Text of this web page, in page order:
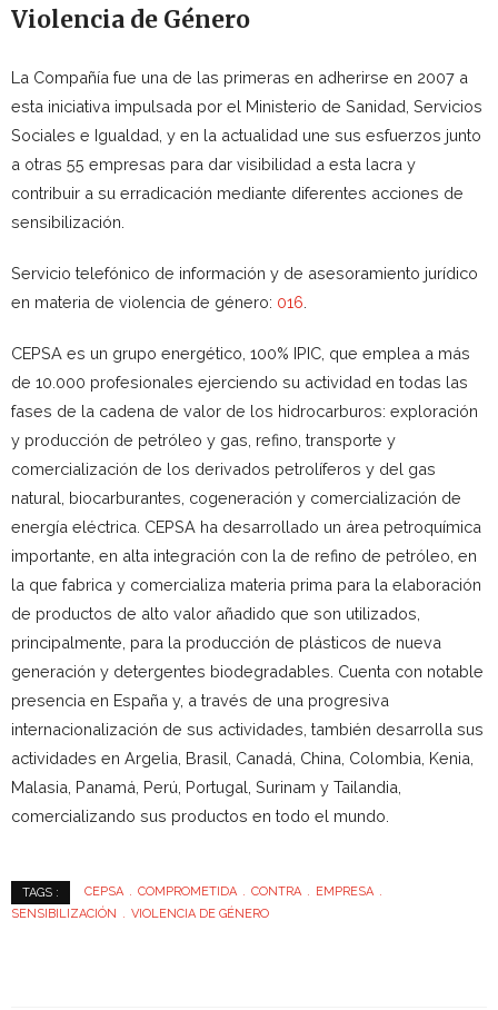
Violencia de Género
La Compañía fue una de las primeras en adherirse en 2007 a
esta iniciativa impulsada por el Ministerio de Sanidad, Servicios
Sociales e Igualdad, y en la actualidad une sus esfuerzos junto
a otras 55 empresas para dar visibilidad a esta lacra y
contribuir a su erradicación mediante diferentes acciones de
sensibilización.
Servicio telefónico de información y de asesoramiento jurídico
en materia de violencia de género: 016
CEPSA es un grupo energético, 100% IPIC, que emplea a más
de 10.000 profesionales ejerciendo su actividad en todas las
fases de la cadena de valor de los hidrocarburos: exploración
y producción de petróleo y gas, refino, transporte y
comercialización de los derivados petrolíferos y del gas
natural, biocarburantes, cogeneración y comercialización de
energía eléctrica. CEPSA ha desarrollado un área petroquímica
importante, en alta integración con la de refino de petróleo, en
la que fabrica y comercializa materia prima para la elaboración
de productos de alto valor añadido que son utilizados,
principalmente, para la producción de plásticos de nueva
generación y detergentes biodegradables. Cuenta con notable
presencia en España y, a través de una progresiva
internacionalización de sus actividades, también desarrolla sus
actividades en Argelia, Brasil, Canadá, China, Colombia, Kenia,
Malasia, Panamá, Perú, Portugal, Surinam y Tailandia,
comercializando sus productos en todo el mundo.
TAGS : CEPSA COMPROMETIDA CONTRA
EMPRESA
SENSIBILIZACIÓN
VIOLENCIA DE GÉNERO